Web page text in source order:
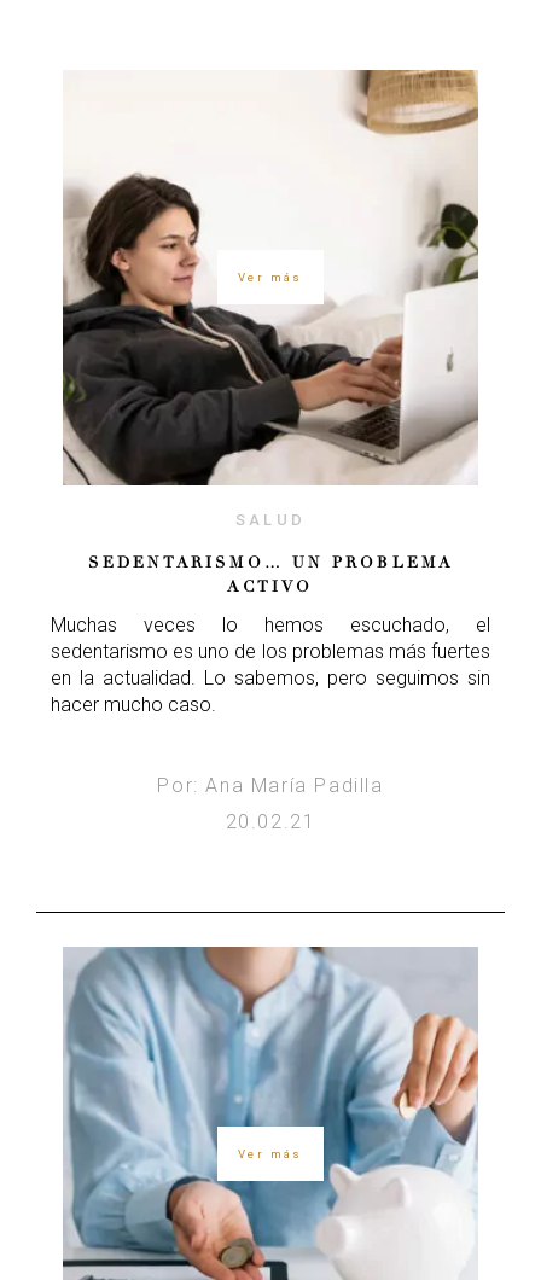
Ver más
SALUD
SEDENTARISMO… UN PROBLEMA
ACTIVO
Muchas veces lo hemos escuchado, el
sedentarismo es uno de los problemas más fuertes
en la actualidad. Lo sabemos, pero seguimos sin
hacer mucho caso.
Por: Ana María Padilla
20.02.21
Ver más